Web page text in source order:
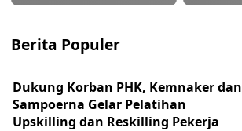
Berita Populer
Dukung Korban PHK, Kemnaker dan
Sampoerna Gelar Pelatihan
Upskilling dan Reskilling Pekerja